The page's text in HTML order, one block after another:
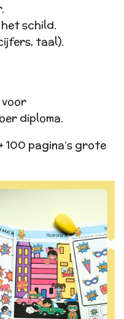
schild.
taal).
voor
diploma.
100 pagina’s grote